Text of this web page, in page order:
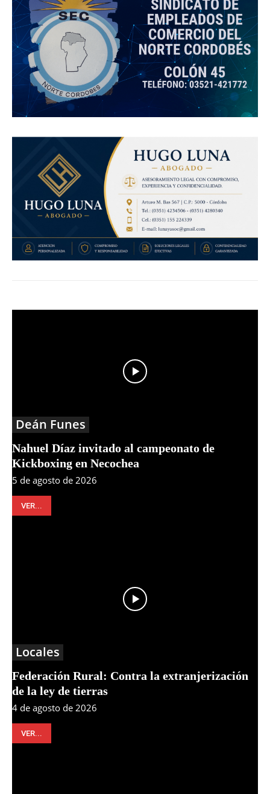
Deán Funes
Nahuel Díaz invitado al campeonato de
Kickboxing en Necochea
5 de agosto de 2026
VER...
Locales
Federación Rural: Contra la extranjerización
de la ley de tierras
4 de agosto de 2026
VER...